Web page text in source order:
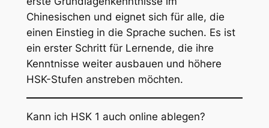
Chinesischen und eignet sich für alle, die
einen Einstieg in die Sprache suchen. Es ist
ein erster Schritt für Lernende, die ihre
Kenntnisse weiter ausbauen und höhere
HSK-Stufen anstreben möchten.
Kann ich HSK 1 auch online ablegen?